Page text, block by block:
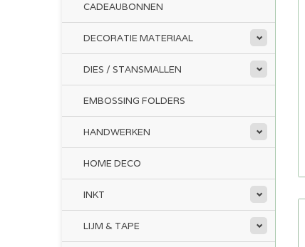
CADEAUBONNEN
DECORATIE MATERIAAL
DIES / STANSMALLEN
EMBOSSING FOLDERS
HANDWERKEN
HOME DECO
INKT
LIJM & TAPE